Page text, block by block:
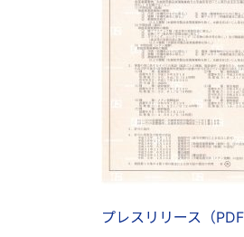
プレスリリース（